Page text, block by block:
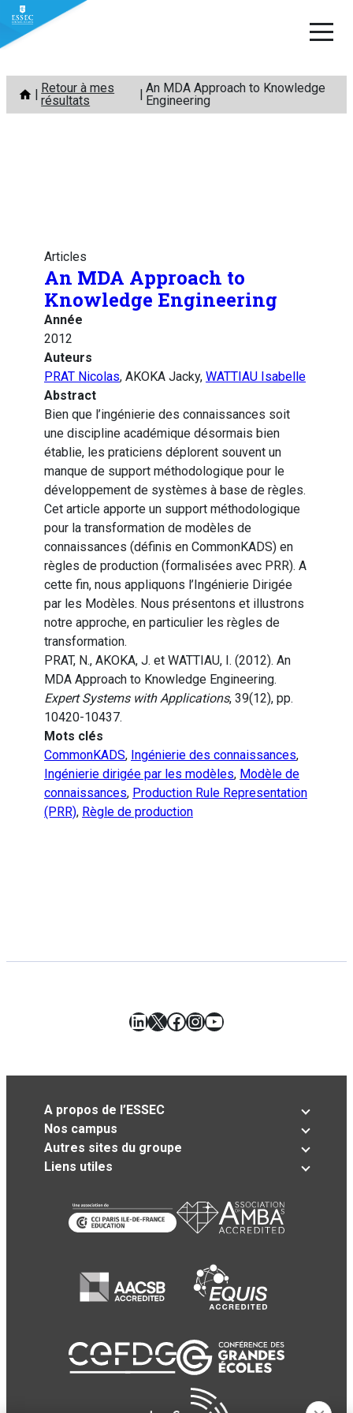
Aller
contenu
Retour à mes
résultats
An MDA Approach to Knowledge
Engineering
Articles
An MDA Approach to
Knowledge Engineering
Année
2012
Auteurs
PRAT Nicolas, AKOKA Jacky, WATTIAU Isabelle
Abstract
Bien que l’ingénierie des connaissances soit
une discipline académique désormais bien
établie, les praticiens déplorent souvent un
manque de support méthodologique pour le
développement de systèmes à base de règles.
Cet article apporte un support méthodologique
pour la transformation de modèles de
connaissances (définis en CommonKADS) en
règles de production (formalisées avec PRR). A
cette fin, nous appliquons l’Ingénierie Dirigée
par les Modèles. Nous présentons et illustrons
notre approche, en particulier les règles de
transformation.
PRAT, N., AKOKA, J. et WATTIAU, I. (2012). An
MDA Approach to Knowledge Engineering.
Expert Systems with Applications, 39(12), pp.
10420-10437.
Mots clés
CommonKADS, Ingénierie des connaissances,
Ingénierie dirigée par les modèles, Modèle de
connaissances, Production Rule Representation
(PRR), Règle de production
LinkedIn
X Facebook
Instagram
YouTube
A propos de l’ESSEC
Nos campus
Autres sites du groupe
Liens utiles